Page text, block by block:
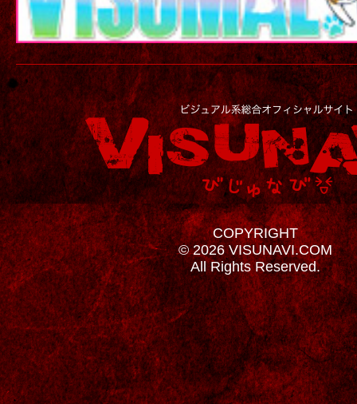
COPYRIGHT
© 2026 VISUNAVI.COM
All Rights Reserved.